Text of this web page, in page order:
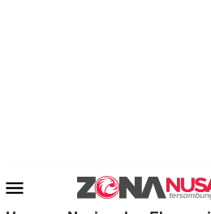
Mobile